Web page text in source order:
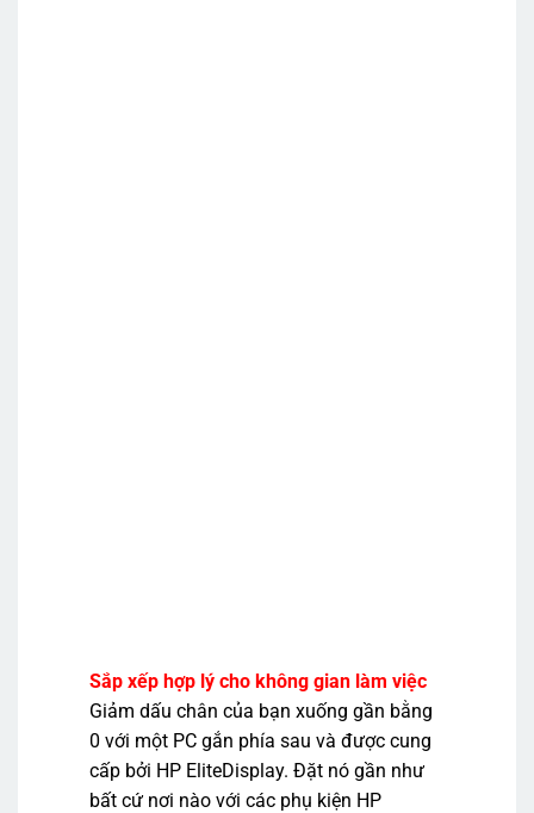
Sắp xếp hợp lý cho không gian làm việc
Giảm dấu chân của bạn xuống gần bằng
0 với một PC gắn phía sau và được cung
cấp bởi HP EliteDisplay. Đặt nó gần như
bất cứ nơi nào với các phụ kiện HP